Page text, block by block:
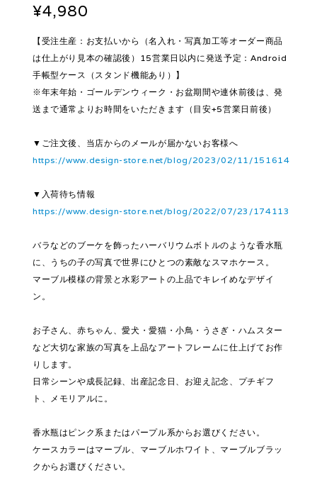
¥4,980
【受注生産：お支払いから（名入れ・写真加工等オーダー商品
は仕上がり見本の確認後）15営業日以内に発送予定：Android
手帳型ケース（スタンド機能あり）】
※年末年始・ゴールデンウィーク・お盆期間や連休前後は、発
送まで通常よりお時間をいただきます（目安+5営業日前後）
▼ご注文後、当店からのメールが届かないお客様へ
https://www.design-store.net/blog/2023/02/11/151614
▼入荷待ち情報
https://www.design-store.net/blog/2022/07/23/174113
バラなどのブーケを飾ったハーバリウムボトルのような香水瓶
に、うちの子の写真で世界にひとつの素敵なスマホケース。
マーブル模様の背景と水彩アートの上品でキレイめなデザイ
ン。
お子さん、赤ちゃん、愛犬・愛猫・小鳥・うさぎ・ハムスター
など大切な家族の写真を上品なアートフレームに仕上げてお作
りします。
日常シーンや成長記録、出産記念日、お迎え記念、プチギフ
ト、メモリアルに。
香水瓶はピンク系またはパープル系からお選びください。
ケースカラーはマーブル、マーブルホワイト、マーブルブラッ
クからお選びください。